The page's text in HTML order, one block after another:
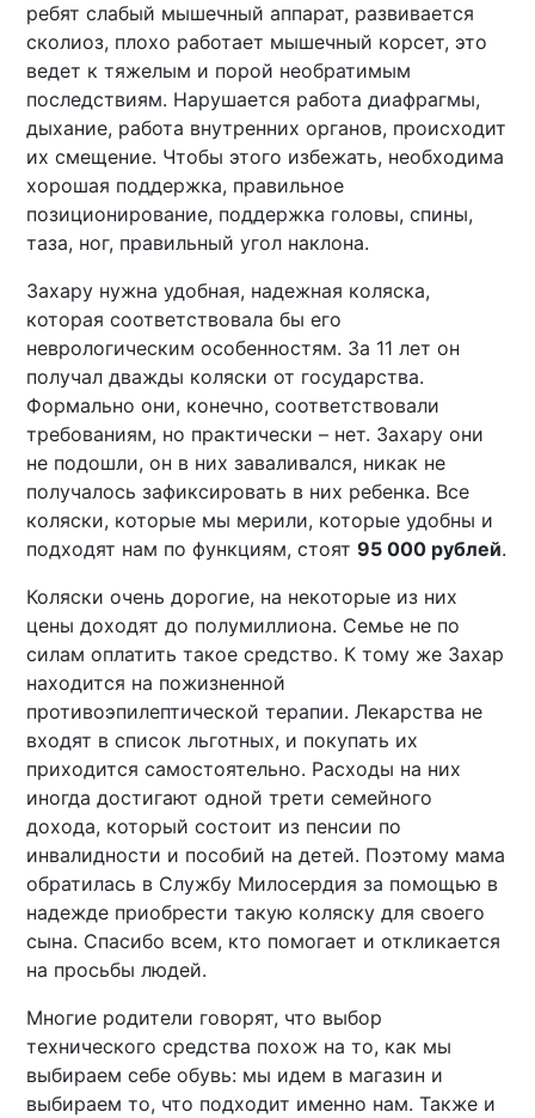
ребят слабый мышечный аппарат, развивается
сколиоз, плохо работает мышечный корсет, это
ведет к тяжелым и порой необратимым
последствиям. Нарушается работа диафрагмы,
дыхание, работа внутренних органов, происходит
их смещение. Чтобы этого избежать, необходима
хорошая поддержка, правильное
позиционирование, поддержка головы, спины,
таза, ног, правильный угол наклона.
Захару нужна удобная, надежная коляска,
которая соответствовала бы его
неврологическим особенностям. За 11 лет он
получал дважды коляски от государства.
Формально они, конечно, соответствовали
требованиям, но практически – нет. Захару они
не подошли, он в них заваливался, никак не
получалось зафиксировать в них ребенка. Все
коляски, которые мы мерили, которые удобны и
подходят нам по функциям, стоят95 000 рублей.
Коляски очень дорогие, на некоторые из них
цены доходят до полумиллиона. Семье не по
силам оплатить такое средство. К тому же Захар
находится на пожизненной
противоэпилептической терапии. Лекарства не
входят в список льготных, и покупать их
приходится самостоятельно. Расходы на них
иногда достигают одной трети семейного
дохода, который состоит из пенсии по
инвалидности и пособий на детей. Поэтому мама
обратилась в Службу Милосердия за помощью в
надежде приобрести такую коляску для своего
сына. Спасибо всем, кто помогает и откликается
на просьбы людей.
Многие родители говорят, что выбор
технического средства похож на то, как мы
выбираем себе обувь: мы идем в магазин и
выбираем то, что подходит именно нам. Также и